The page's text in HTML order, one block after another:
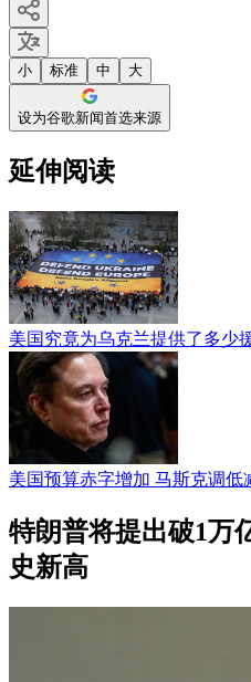
小 标准 中 大
设为谷歌新闻首选来源
延伸阅读
美国究竟为乌克兰提供了多少
美国预算赤字增加 马斯克调低
特朗普将提出破1万
史新高